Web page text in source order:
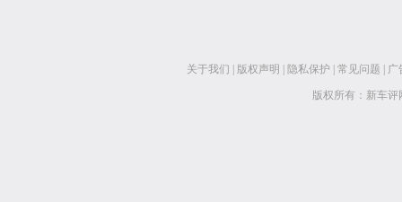
关于我们 版权声明 隐私保护 常见问题 广
版权所有：新车评